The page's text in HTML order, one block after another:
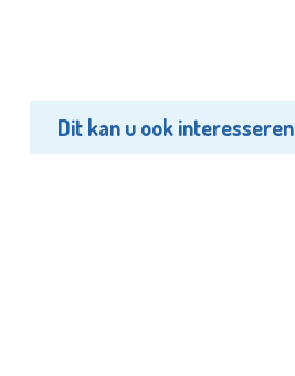
Dit kan u ook interesseren